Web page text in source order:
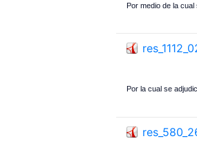
Por medio de la
Por la cual se